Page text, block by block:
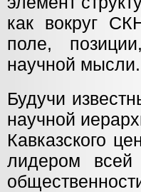
как вокруг
поле,
научной мысли.
Будучи
научной
Кавказского
лидером всей